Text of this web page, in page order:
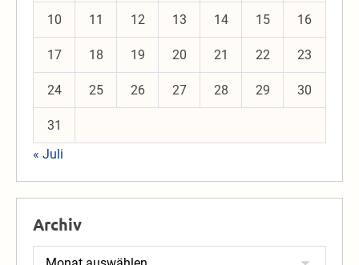
10 11 12 13 14 15 16
17 18 19 20 21 22 23
24 25 26 27 28 29 30
31
« Juli
Archiv
Archiv